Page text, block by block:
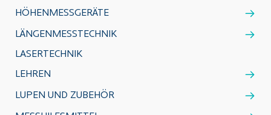
HÖHENMESSGERÄTE
LÄNGENMESSTECHNIK
LASERTECHNIK
LEHREN
LUPEN UND ZUBEHÖR